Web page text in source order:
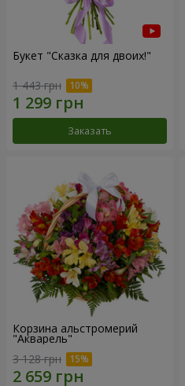
Букет "Сказка для двоих!"
1 443 грн
Заказать
Корзина альстромерий
"Акварель"
3 128 грн